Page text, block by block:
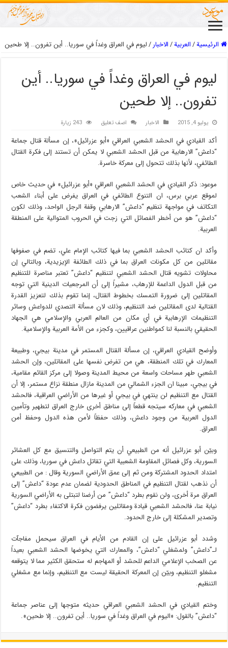
الرئيسية/العربیة/الاخبار/ليوم في العراق وغداً في سوريا.. أين تفرون.. إلا طحين
ليوم في العراق وغداً في سوريا.. أين
تفرون.. إلا طحين
يوليو 4, 2015 الاخبار اضف تعليق 243 زيارة
أكد القيادي في الحشد الشعبي العراقي «أبو عزرائيل»، إن مسألة قتال جماعة
“داعش” الارهابية من قبل الحشد الشعبي لا يمكن أن تستند إلى فكرة القتال
الطائفي، لأنها بذلك تتحول إلى معركة خاسرة.
موعود: ذکر القيادي في الحشد الشعبي العراقي «أبو عزرائيل» في حديث خاص
لموقع عربي برس، ان التنوع الطائفي في العراق يفرض على أبناء الشعب
التكاتف في مواجهة تنظيم “داعش” الارهابي وقفة الرجل الواحد، وذلك لكون
“داعش” هو من أخطر الفصائل التي زجت في الحروب المتوالية على المنطقة
العربية.
وأكد ان كتائب الحشد الشعبي بما فيها كتائب الإمام علي، تضم في صفوفها
مقاتلين من كل مكونات العراق بما في ذلك الطائفة الإيزيدية، وبالتالي إن
محاولات تشويه قتال الحشد الشعبي لتنظيم “داعش” تعتبر مناصرة للتنظيم
من قبل الدول الداعمة للإرهاب، مشيراً إلى أن المرجعيات الدينية التي توجه
المقاتلين إلى ضرورة التمسك بخطوط القتال، إنما تقوم بذلك لتعزيز القدرة
القتالية لدى المقاتلين ضد التنظيم، وذلك لان مسألة التصدي للدواعش وسائر
التنظيمات الإرهابية في أي مكان من العالم العربي والإسلامي هي الجهاد
الحقيقي بالنسبة لنا كمواطنين عراقيين، وكجزء من الأمة العربية والإسلامية.
وأوضح القيادي العراقي، إن مسألة القتال المستمر في مدينة بيجي، وطبيعة
المعارك في تلك المنطقة، هي من تفرض نفسها على المقاتلين، وإن الحشد
الشعبي طهر مساحات واسعة من محيط المدينة وصولا إلى مركز القائم مقامية،
في بيجي، مبينا ان الجزء الشمالي من المدينة مازال منطقة نزاع مستمر، إلا أن
القتال مع التنظيم لن ينتهي في بيجي أو غيرها من الأراضي العراقية، فالحشد
الشعبي في معاركه سيتجه قطعاً إلى مناطق أخرى خارج العراق لتطهير وتأمين
الدول العربية من وجود داعش، وذلك حفظاً لأمن هذه الدول وحفظ أمن
العراق.
وبيّن أبو عزرائيل أنه من الطبيعي أن يتم التواصل والتنسيق مع كل العشائر
السورية، وكل فصائل المقاومة الشعبية التي تقاتل داعش في سوريا، وذلك على
امتداد الحدود المشتركة ومن ثم إلى عمق الأراضي السورية وقال : من الطبيعي
أن نذهب لقتال التنظيم في المناطق الحدودية لضمان عدم عودة “داعش” إلى
العراق مرة أخرى، ولن نقوم بطرد “داعش” من أرضنا لتبتلى به الأراضي السورية
نيابة عنا، فالحشد الشعبي قيادة ومقاتلين يرفضون فكرة الاكتفاء بطرد “داعش”
وتصدير المشكلة إلى خارج الحدود.
وشدد أبو عزرائيل على إن القادم من الأيام في العراق سيحمل مفاجآت
لـ”داعش” ولمشغلي “داعش”، والمعارك التي يخوضها الحشد الشعبي بعيداً
عن الصخب الإعلامي الداعم للحشد أو المهاجم له ستحقق الكثير مما لا يتوقعه
مشغلو التنظيم، وبيّن إن المعركة الحقيقة ليست مع التنظيم، وإنما مع مشغلي
التنظيم.
وختم القيادي في الحشد الشعبي العراقي حديثه متوجها إلى عناصر جماعة
“داعش” بالقول: «اليوم في العراق وغداً في سوريا.. أين تفرون.. إلا طحين».